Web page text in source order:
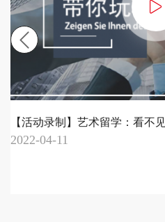
【活动录制】艺术留学：看不
2022-04-11